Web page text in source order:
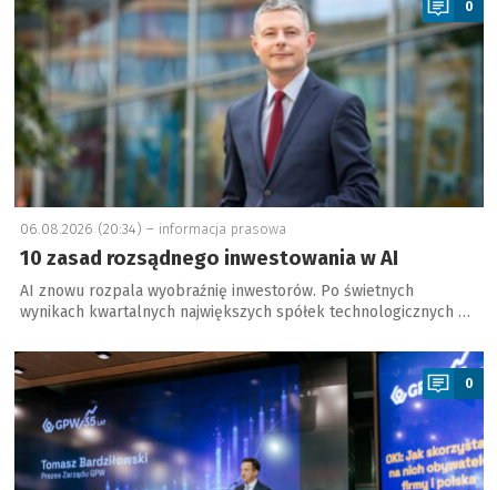
0
06.08.2026 (20:34) – informacja prasowa
10 zasad rozsądnego inwestowania w AI
AI znowu rozpala wyobraźnię inwestorów. Po świetnych
wynikach kwartalnych największych spółek technologicznych …
a
0